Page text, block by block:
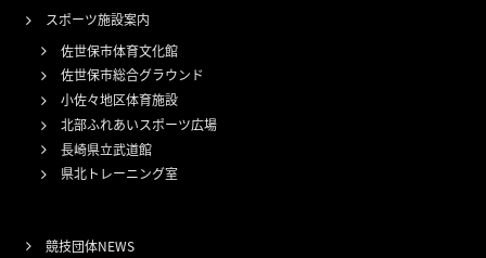
スポーツ施設案内
佐世保市体育文化館
佐世保市総合グラウンド
小佐々地区体育施設
北部ふれあいスポーツ広場
長崎県立武道館
県北トレーニング室
競技団体NEWS